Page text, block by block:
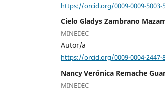
https://orcid.org/0009-0009-5003-
Cielo Gladys Zambrano
MINEDEC
Autor/a
https://orcid.org/0009-0004-2447-
Nancy Verónica Remache
MINEDEC